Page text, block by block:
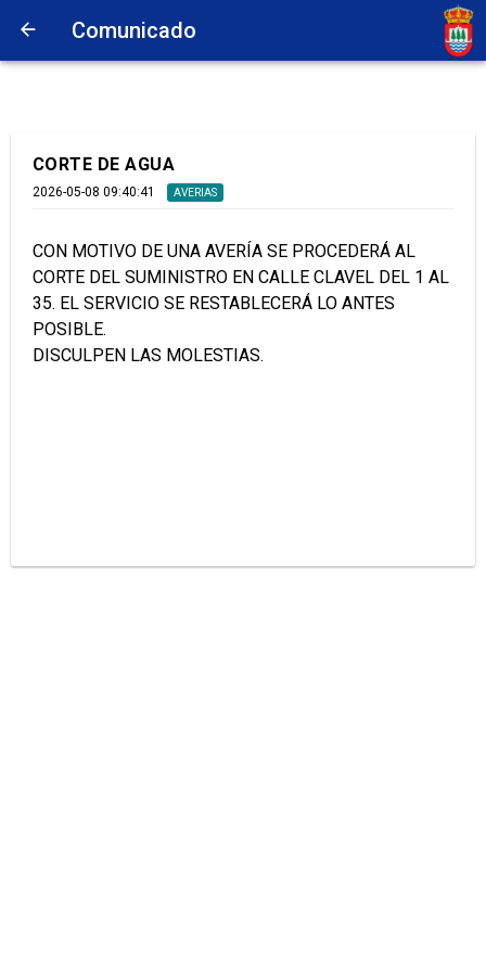
Comunicado
CORTE DE AGUA
2026-05-08 09:40:41 AVERIAS
CON MOTIVO DE UNA AVERÍA SE PROCEDERÁ AL
CORTE DEL SUMINISTRO EN CALLE CLAVEL DEL 1 AL
35. EL SERVICIO SE RESTABLECERÁ LO ANTES
POSIBLE.
DISCULPEN LAS MOLESTIAS.